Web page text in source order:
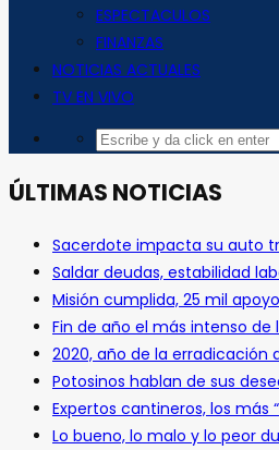
ESPECTACULOS
FINANZAS
NOTICIAS ACTUALES
TV EN VIVO
ÚLTIMAS NOTICIAS
Sacerdote impacta su auto
Saldar deudas, estabilidad
Misión cumplida, 25 mil
Fin de año el más intenso de
2020, año de la erradicación
Potosinos hablan de sus
Expertos cantineros, los más
Lo bueno, lo malo y lo peor